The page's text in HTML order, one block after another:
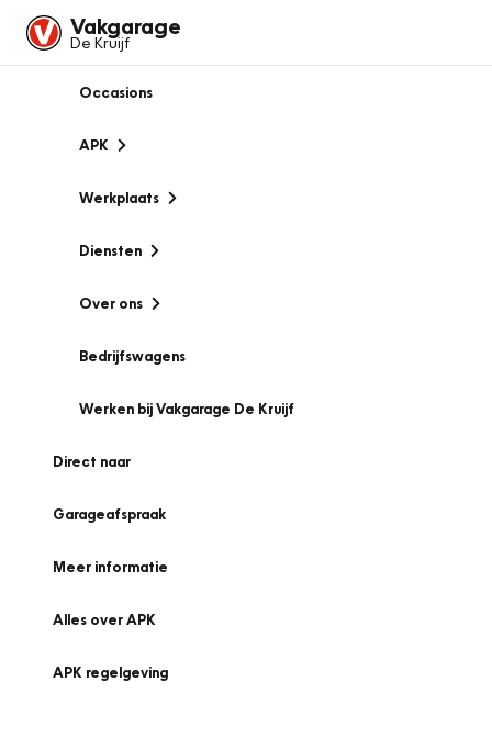
Vakgarage
De Kruijf
Occasions
APK
Werkplaats
Diensten
Over ons
Bedrijfswagens
Werken bij Vakgarage De Kruijf
Direct naar
Garageafspraak
Meer informatie
Alles over APK
APK regelgeving